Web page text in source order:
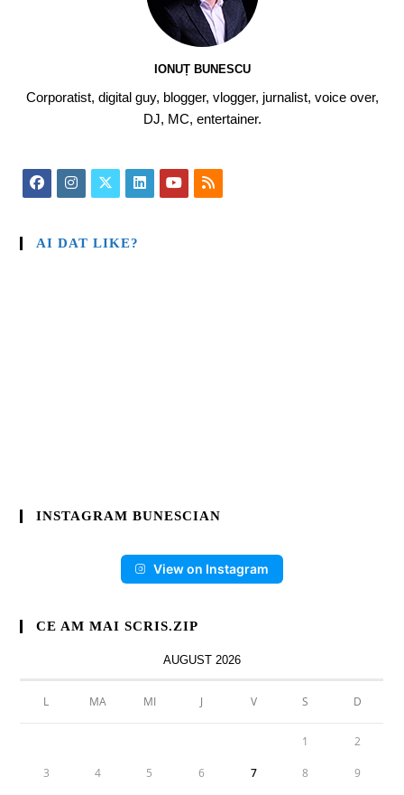
IONUȚ BUNESCU
Corporatist, digital guy, blogger, vlogger, jurnalist, voice over,
DJ, MC, entertainer.
AI DAT LIKE?
INSTAGRAM BUNESCIAN
View on Instagram
CE AM MAI SCRIS.ZIP
AUGUST 2026
L MA MI J V S D
1 2
3 4 5 6 7 8 9